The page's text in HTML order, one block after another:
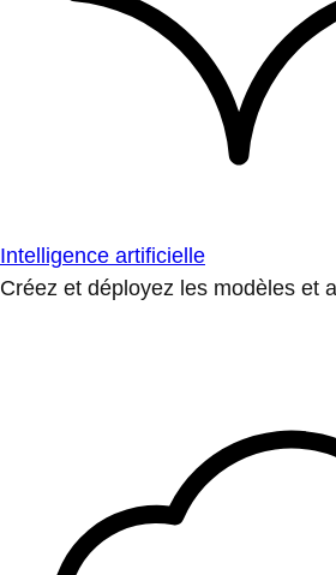
Intelligence artificielle
Créez et déployez les modèles et